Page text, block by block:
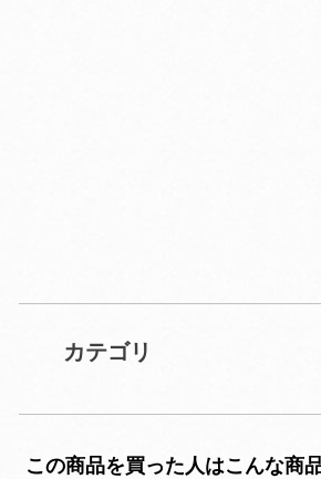
カテゴリ
この商品を買った人はこんな商